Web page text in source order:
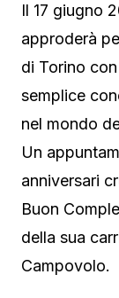
Il 17 giugno
approderà
di Torino
semplice
nel mondo
Un
anniversari
Buon
della sua
Campovolo.